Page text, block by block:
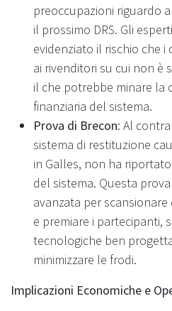
preoccupazioni riguardo
il prossimo DRS. Gli
evidenziato il rischio che
ai rivenditori su cui non è
il che potrebbe minare la
finanziaria del sistema.
Prova di Brecon: Al
sistema di restituzione
in Galles, non ha
del sistema. Questa
avanzata per
e premiare i partecipanti,
tecnologiche ben
minimizzare le frodi.
Implicazioni Economiche e